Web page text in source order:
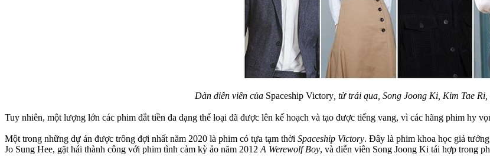
Dàn diễn viên củaSpaceship Victory, từ trái qua, Song Joong Ki, Kim Tae
Tuy nhiên, một lượng lớn các phim đắt tiền đa dạng thể loại đã được lên kế hoạch và tạo được tiếng vang, vì các hãng phim hy
Một trong những dự án được trông đợi nhất năm 2020 là phim có tựa tạm thời Spaceship Victory. Đây là phim khoa học giả
Jo Sung Hee, gặt hái thành công với phim tình cảm kỳ ảo năm 2012 A Werewolf Boy, và diễn viên Song Joong Ki tái hợp trong